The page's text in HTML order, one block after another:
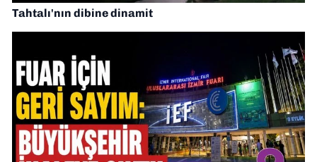
Tahtalı'nın dibine dinamit